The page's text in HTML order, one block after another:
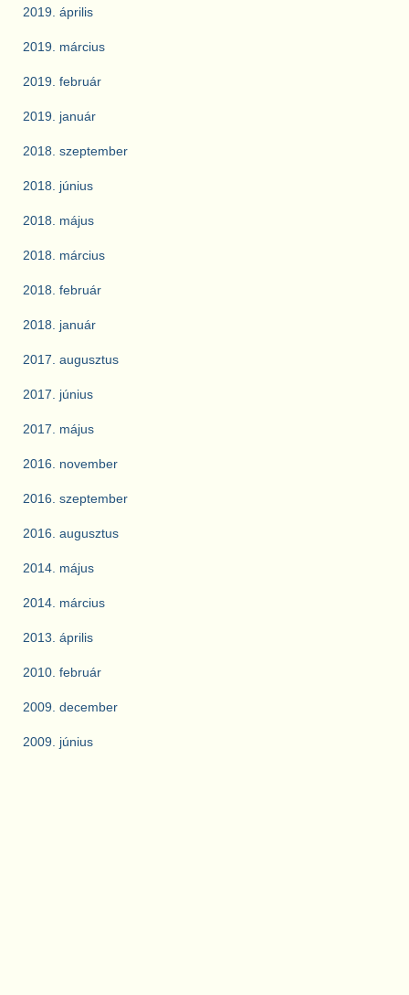
2019. április
2019. március
2019. február
2019. január
2018. szeptember
2018. június
2018. május
2018. március
2018. február
2018. január
2017. augusztus
2017. június
2017. május
2016. november
2016. szeptember
2016. augusztus
2014. május
2014. március
2013. április
2010. február
2009. december
2009. június